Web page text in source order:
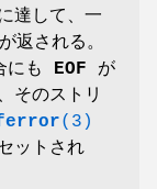
達して、一
返される。
にも
EOF が
そのストリ
(3)
ットされ